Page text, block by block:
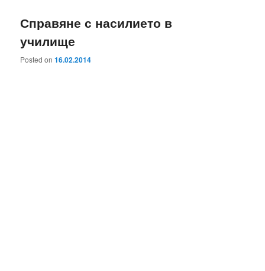
Справяне с насилието в
училище
Posted on16.02.2014